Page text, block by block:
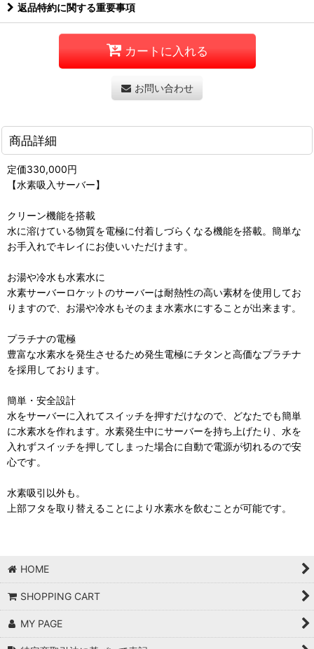
返品特約に関する重要事項
カートに入れる
お問い合わせ
商品詳細
定価330,000円
【水素吸入サーバー】
クリーン機能を搭載
水に溶けている物質を電極に付着しづらくなる機能を搭載。簡単な
お手入れでキレイにお使いいただけます。
お湯や冷水も水素水に
水素サーバーロケットのサーバーは耐熱性の高い素材を使用してお
りますので、お湯や冷水もそのまま水素水にすることが出来ます。
プラチナの電極
豊富な水素水を発生させるため発生電極にチタンと高価なプラチナ
を採用しております。
簡単・安全設計
水をサーバーに入れてスイッチを押すだけなので、どなたでも簡単
に水素水を作れます。水素発生中にサーバーを持ち上げたり、水を
入れずスイッチを押してしまった場合に自動で電源が切れるので安
心です。
水素吸引以外も。
上部フタを取り替えることにより水素水を飲むことが可能です。
HOME
SHOPPING CART
MY PAGE